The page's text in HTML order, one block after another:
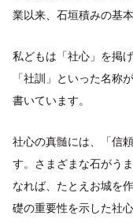
業以来、石垣積みの基
私どもは「社心」を掲
「社訓」といった名称
書いています。
社心の真髄には、「信
す。さまざまな石がう
なれば、たとえお城を
礎の重要性を示した社